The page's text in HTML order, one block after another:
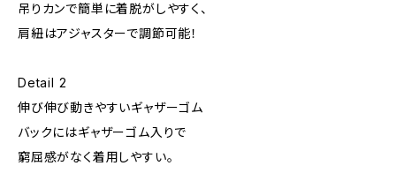
吊りカンで簡単に着脱がしやすく、
肩紐はアジャスターで調節可能！
Detail 2
伸び伸び動きやすいギャザーゴム
バックにはギャザーゴム入りで
窮屈感がなく着用しやすい。